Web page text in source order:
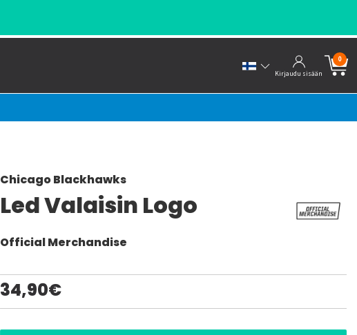
Kirjaudu sisään
0
Chicago Blackhawks
Led Valaisin Logo
Official Merchandise
34,90€